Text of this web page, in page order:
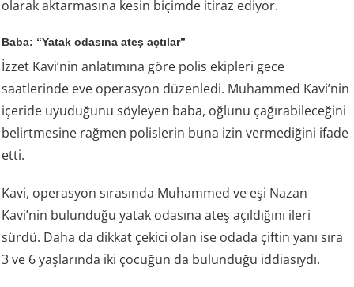
olarak aktarmasına kesin biçimde itiraz ediyor.
Baba: “Yatak odasına ateş açtılar”
İzzet Kavi’nin anlatımına göre polis ekipleri gece
saatlerinde eve operasyon düzenledi. Muhammed Kavi’nin
içeride uyuduğunu söyleyen baba, oğlunu çağırabileceğini
belirtmesine rağmen polislerin buna izin vermediğini ifade
etti.
Kavi, operasyon sırasında Muhammed ve eşi Nazan
Kavi’nin bulunduğu yatak odasına ateş açıldığını ileri
sürdü. Daha da dikkat çekici olan ise odada çiftin yanı sıra
3 ve 6 yaşlarında iki çocuğun da bulunduğu iddiasıydı.